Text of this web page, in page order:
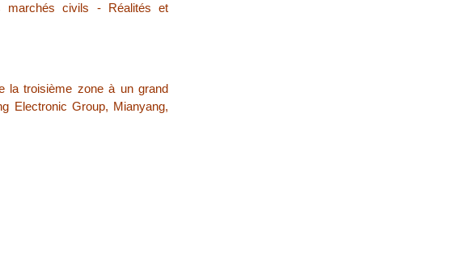
marchés civils - Réalités et
la troisième zone à un grand
Electronic Group, Mianyang,